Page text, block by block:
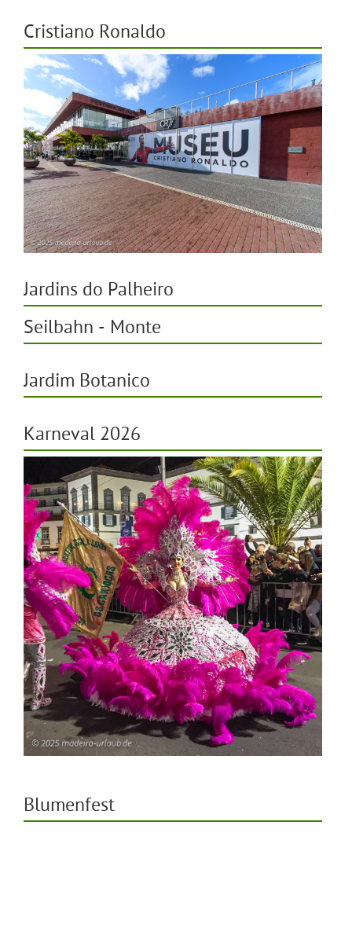
Cristiano Ronaldo
Jardins do Palheiro
Seilbahn - Monte
Jardim Botanico
Karneval 2026
Blumenfest